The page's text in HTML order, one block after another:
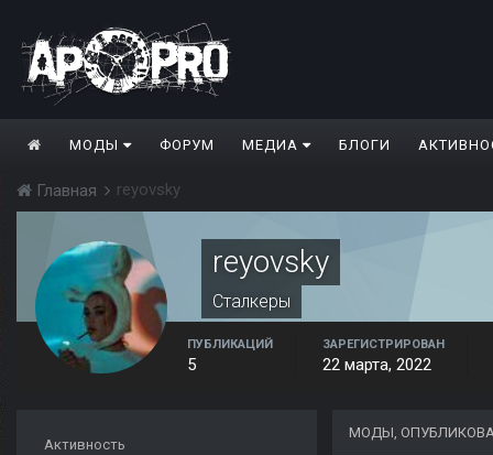
МОДЫ ФОРУМ МЕДИА БЛОГИ
Главная reyovsky
reyovsky
Сталкеры
ПУБЛИКАЦИЙ
5
ЗАРЕГИСТРИРОВАН
22 марта, 2022
Активность
МОДЫ,